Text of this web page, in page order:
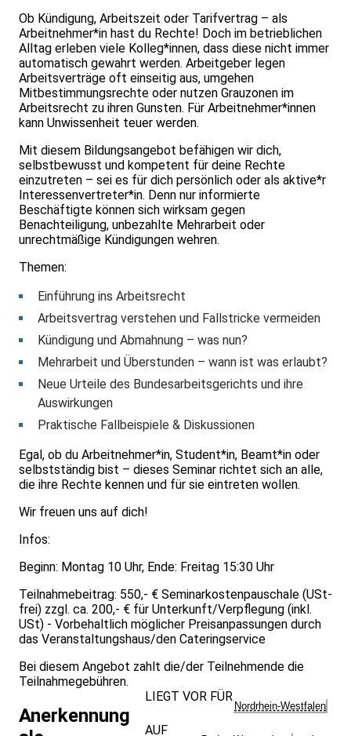
Ob Kündigung, Arbeitszeit oder Tarifvertrag – als
Arbeitnehmer*in hast du Rechte! Doch im betrieblichen
Alltag erleben viele Kolleg*innen, dass diese nicht immer
automatisch gewahrt werden. Arbeitgeber legen
Arbeitsverträge oft einseitig aus, umgehen
Mitbestimmungsrechte oder nutzen Grauzonen im
Arbeitsrecht zu ihren Gunsten. Für Arbeitnehmer*innen
kann Unwissenheit teuer werden.
Mit diesem Bildungsangebot befähigen wir dich,
selbstbewusst und kompetent für deine Rechte
einzutreten – sei es für dich persönlich oder als aktive*r
Interessenvertreter*in. Denn nur informierte
Beschäftigte können sich wirksam gegen
Benachteiligung, unbezahlte Mehrarbeit oder
unrechtmäßige Kündigungen wehren.
Themen:
Einführung ins Arbeitsrecht
Arbeitsvertrag verstehen und Fallstricke vermeiden
Kündigung und Abmahnung – was nun?
Mehrarbeit und Überstunden – wann ist was erlaubt?
Neue Urteile des Bundesarbeitsgerichts und ihre
Auswirkungen
Praktische Fallbeispiele & Diskussionen
Egal, ob du Arbeitnehmer*in, Student*in, Beamt*in oder
selbstständig bist – dieses Seminar richtet sich an alle,
die ihre Rechte kennen und für sie eintreten wollen.
Wir freuen uns auf dich!
Infos:
Beginn: Montag 10 Uhr, Ende: Freitag 15:30 Uhr
Teilnahmebeitrag: 550,- € Seminarkostenpauschale (USt-
frei) zzgl. ca. 200,- € für Unterkunft/Verpflegung (inkl.
USt) - Vorbehaltlich möglicher Preisanpassungen durch
das Veranstaltungshaus/den Cateringservice
Bei diesem Angebot zahlt die/der Teilnehmende die
Teilnahmegebühren.
Anerkennung
LIEGT VOR FÜR
Nordrhein-Westfalen
AUF